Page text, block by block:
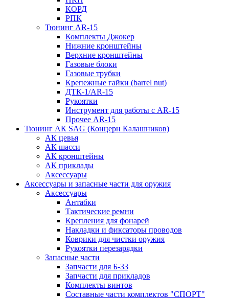
КОРД
РПК
Тюнинг AR-15
Комплекты Джокер
Нижние кронштейны
Верхние кронштейны
Газовые блоки
Газовые трубки
Крепежные гайки (barrel nut)
ДТК-1/AR-15
Рукоятки
Инструмент для работы с AR-15
Прочее AR-15
Тюнинг АК SAG (Концерн Калашников)
АК цевья
АК шасси
АК кронштейны
АК приклады
Аксессуары
Аксессуары и запасные части для оружия
Аксессуары
Антабки
Тактические ремни
Крепления для фонарей
Накладки и фиксаторы проводов
Коврики для чистки оружия
Рукоятки перезарядки
Запасные части
Запчасти для Б-33
Запчасти для прикладов
Комплекты винтов
Составные части комплектов "СПОРТ"